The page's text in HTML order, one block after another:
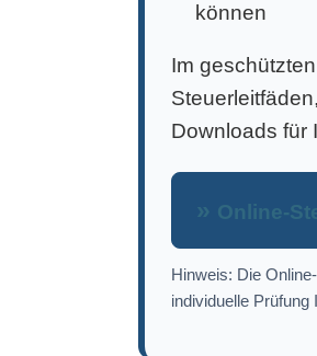
können
Im
Downloads für
Online-
Hinweis: Die
individuelle